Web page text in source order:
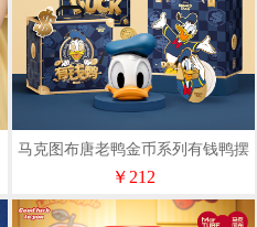
马克图布唐老鸭金币系列有钱鸭摆
件灯MG25-67
￥212